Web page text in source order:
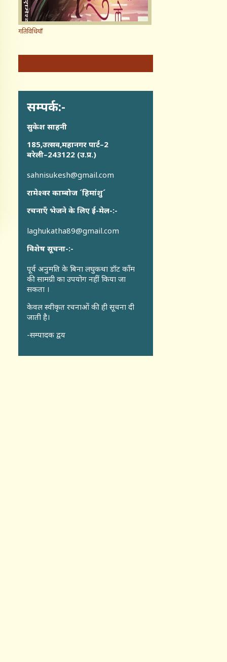
गतिविधियाँ
सम्पर्क:-
सुकेश साहनी
185,उत्सव,महानगर पार्ट–2
बरेली–243122 (उ.प्र.)
sahnisukesh@gmail.com
रामेश्वर काम्बोज ´हिमांशु´
रचनाएँ भेजने के लिए ई-मेल-:-
laghukatha89@gmail.com
विशेष सूचना-:-
पूर्व अनुमति के बिना लघुकथा डॉट कॉंम
की सामग्री का उपयोग नहीं किया जा
सकता ।
केवल स्वीकृत रचनाओं की ही सूचना दी
जाती है।
-सम्पादक द्वय